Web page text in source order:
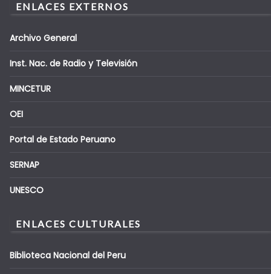
ENLACES EXTERNOS
Archivo General
Inst. Nac. de Radio y Televisión
MINCETUR
OEI
Portal de Estado Peruano
SERNAP
UNESCO
ENLACES CULTURALES
Biblioteca Nacional del Peru